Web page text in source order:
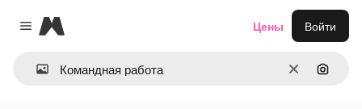
Close menu
Magnific
ОчиститьПоиск
Цены Войти